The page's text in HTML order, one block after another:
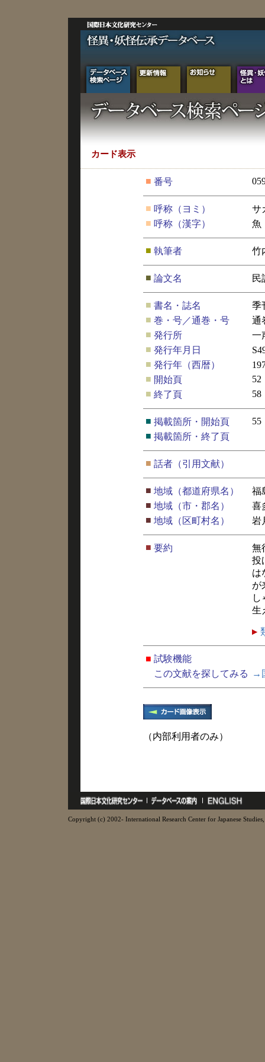
カード表示
■ 番号
■ 呼称（ヨミ）
サ
■ 呼称（漢字） 魚
■ 執筆者 竹
■ 論文名 民
■ 書名・誌名
季
■ 巻・号／通巻・号
通
■ 発行所
一
■ 発行年月日
■ 発行年（西暦）
■ 開始頁
52
■ 終了頁 58
■ 掲載箇所・開始頁
55
■ 掲載箇所・終了頁
■ 話者（引用文献）
■ 地域（都道府県名）
福
■ 地域（市・郡名）
喜
■ 地域（区町村名） 岩
■ 要約
無
投
は
が
し
生
■ 試験機能
この文献を探してみる
→
（内部利用者のみ）
Copyright (c) 2002- International Research Center for Japanese